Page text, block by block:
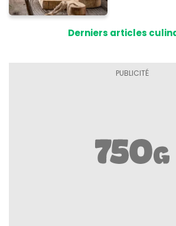
Derniers articles